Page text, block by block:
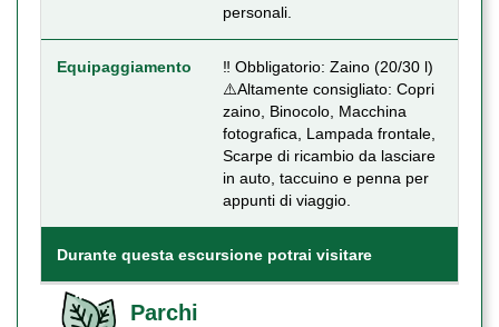
personali.
Equipaggiamento
‼️ Obbligatorio: Zaino (20/30 l)
⚠️Altamente consigliato: Copri
zaino, Binocolo, Macchina
fotografica, Lampada frontale,
Scarpe di ricambio da lasciare
in auto, taccuino e penna per
appunti di viaggio.
Durante questa escursione potrai visitare
Parchi